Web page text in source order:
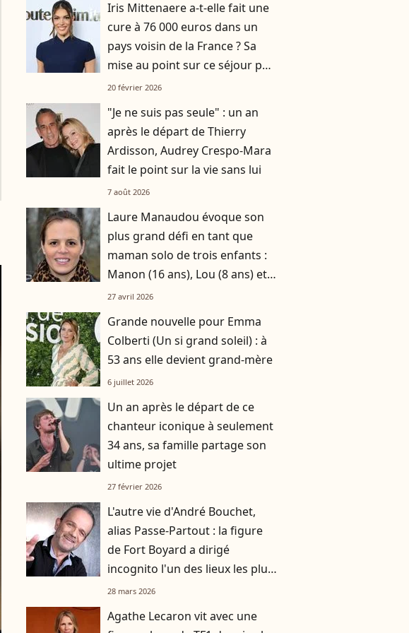
Iris Mittenaere a-t-elle fait une
cure à 76 000 euros dans un
pays voisin de la France ? Sa
mise au point sur ce séjour pas
comme les autres
20 février 2026
"Je ne suis pas seule" : un an
après le départ de Thierry
Ardisson, Audrey Crespo-Mara
fait le point sur la vie sans lui
7 août 2026
Laure Manaudou évoque son
plus grand défi en tant que
maman solo de trois enfants :
Manon (16 ans), Lou (8 ans) et
Sacha (5 ans)
27 avril 2026
Grande nouvelle pour Emma
Colberti (Un si grand soleil) : à
53 ans elle devient grand-mère
6 juillet 2026
Un an après le départ de ce
chanteur iconique à seulement
34 ans, sa famille partage son
ultime projet
27 février 2026
L'autre vie d'André Bouchet,
alias Passe-Partout : la figure
de Fort Boyard a dirigé
incognito l'un des lieux les plus
fréquentés de Paris
28 mars 2026
Agathe Lecaron vit avec une